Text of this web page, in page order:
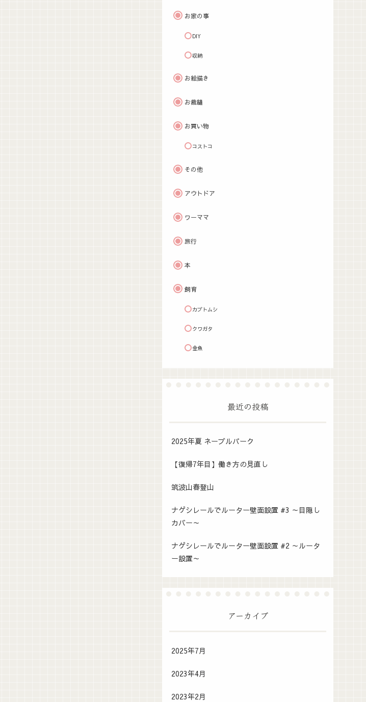
お家の事
DIY
収納
お絵描き
お裁縫
お買い物
コストコ
その他
アウトドア
ワーママ
旅行
本
飼育
カブトムシ
クワガタ
金魚
最近の投稿
2025年夏 ネーブルパーク
【復帰7年目】働き方の見直し
筑波山春登山
ナゲシレールでルーター壁面設置 #3 ～目隠し
カバー～
ナゲシレールでルーター壁面設置 #2 ～ルータ
ー設置～
アーカイブ
2025年7月
2023年4月
2023年2月